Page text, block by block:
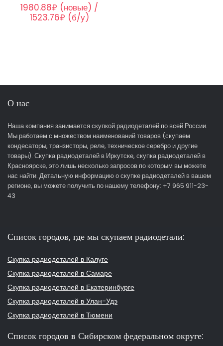
1980.88₽ (новые) /
1523.76₽ (б/у)
О нас
Наша компания занимается скупкой радиодеталей по всей России.
Мы работаем с множеством наименований товаров (скупаем
кондесаторы, транзисторы, реле, техническое серебро и другие
товары). Скупка радиодеталей в Иркутске, скупка радиодеталей в
Красноярске, это лишь несколько запросов по которым вы можете
нас найти. Детальную информацию о скупке радиодеталей в вашем
регионе, вы можете получить по нашему телефону: +7 965 911-23-
43
Список городов, где мы скупаем радиодетали:
Скупка радиодеталей в Калуге
Скупка радиодеталей в Самаре
Скупка радиодеталей в Екатеринбурге
Скупка радиодеталей в Улан-Удэ
Скупка радиодеталей в Тюмени
Список городов в Сибирском федеральном округе: